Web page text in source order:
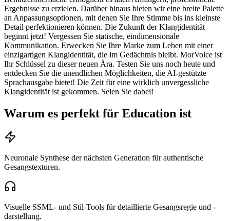
Ergebnisse zu erzielen. Darüber hinaus bieten wir eine breite Palette
an Anpassungsoptionen, mit denen Sie Ihre Stimme bis ins kleinste
Detail perfektionieren können. Die Zukunft der Klangidentität
beginnt jetzt! Vergessen Sie statische, eindimensionale
Kommunikation. Erwecken Sie Ihre Marke zum Leben mit einer
einzigartigen Klangidentität, die im Gedächtnis bleibt. MorVoice ist
Ihr Schlüssel zu dieser neuen Ära. Testen Sie uns noch heute und
entdecken Sie die unendlichen Möglichkeiten, die AI-gestützte
Sprachausgabe bietet! Die Zeit für eine wirklich unvergessliche
Klangidentität ist gekommen. Seien Sie dabei!
Warum es perfekt für Education ist
Neuronale Synthese der nächsten Generation für authentische
Gesangstexturen.
Visuelle SSML- und Stil-Tools für detaillierte Gesangsregie und -
darstellung.